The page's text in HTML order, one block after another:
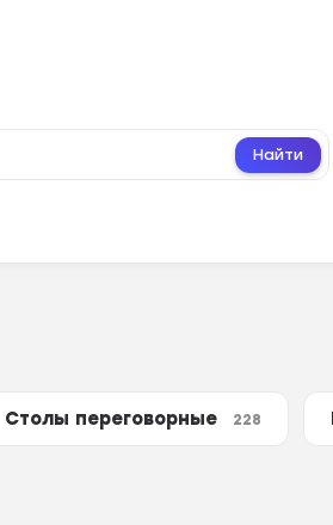
Найти
Столы переговорные 228